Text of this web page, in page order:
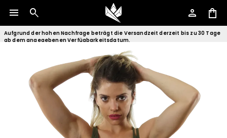
menu search person shopping_bag
Aufgrund der hohen Nachfrage beträgt die Versandzeit derzeit bis zu 30 Tage
ab dem angegebenen Verfügbarkeitsdatum.